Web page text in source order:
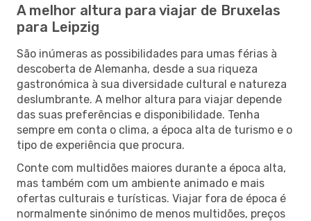
A melhor altura para viajar de Bruxelas
para Leipzig
São inúmeras as possibilidades para umas férias à
descoberta de Alemanha, desde a sua riqueza
gastronómica à sua diversidade cultural e natureza
deslumbrante. A melhor altura para viajar depende
das suas preferências e disponibilidade. Tenha
sempre em conta o clima, a época alta de turismo e o
tipo de experiência que procura.
Conte com multidões maiores durante a época alta,
mas também com um ambiente animado e mais
ofertas culturais e turísticas. Viajar fora de época é
normalmente sinónimo de menos multidões, preços